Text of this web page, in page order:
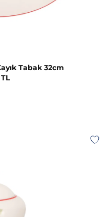
Tabak 32cm